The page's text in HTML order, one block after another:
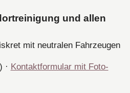
und allen
mit neutralen Fahrzeugen
· Kontaktformular mit Foto-